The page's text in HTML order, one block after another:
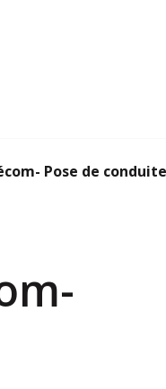
Pose de